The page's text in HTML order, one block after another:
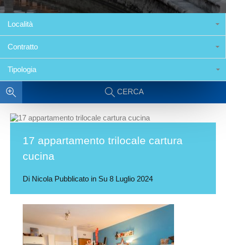
Località
Contratto
Tipologia
CERCA
17 appartamento trilocale cartura
cucina
Di Nicola Pubblicato in Su 8 Luglio 2024